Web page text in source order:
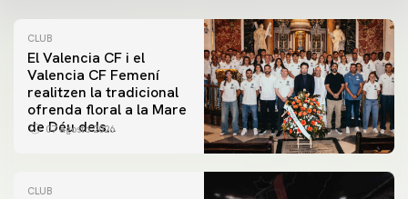
CLUB
El Valencia CF i el
Valencia CF Femení
realitzen la tradicional
ofrenda floral a la Mare
de Déu dels
07 agosto 2026
CLUB